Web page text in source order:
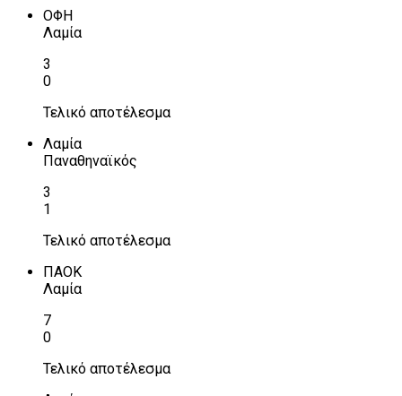
ΟΦΗ
Λαμία
3
0
Τελικό αποτέλεσμα
Λαμία
Παναθηναϊκός
3
1
Τελικό αποτέλεσμα
ΠΑΟΚ
Λαμία
7
0
Τελικό αποτέλεσμα